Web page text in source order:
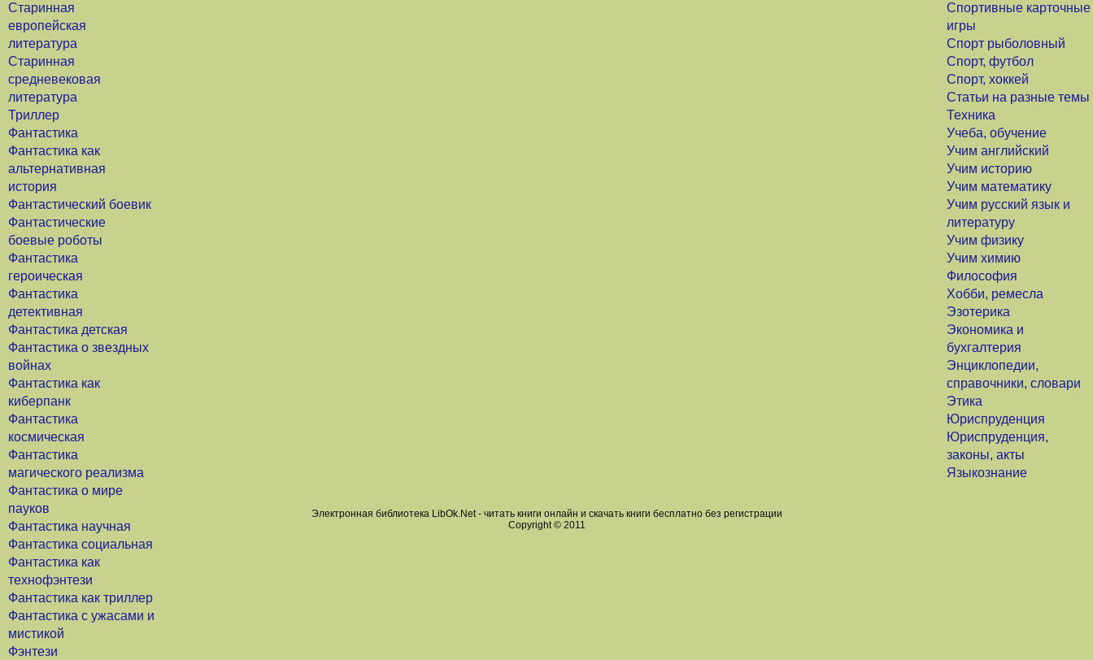
Старинная
европейская
литература
Старинная
средневековая
литература
Триллер
Фантастика
Фантастика как
альтернативная
история
Фантастический боевик
Фантастические
боевые роботы
Фантастика
героическая
Фантастика
детективная
Фантастика детская
Фантастика о звездных
войнах
Фантастика как
киберпанк
Фантастика
космическая
Фантастика
магического реализма
Фантастика о мире
пауков
Фантастика научная
Фантастика социальная
Фантастика как
технофэнтези
Фантастика как триллер
Фантастика с ужасами и
мистикой
Фэнтези
Спортивные карточные
игры
Спорт рыболовный
Спорт, футбол
Спорт, хоккей
Статьи на разные темы
Техника
Учеба, обучение
Учим английский
Учим историю
Учим математику
Учим русский язык и
литературу
Учим физику
Учим химию
Философия
Хобби, ремесла
Эзотерика
Экономика и
бухгалтерия
Энциклопедии,
справочники, словари
Этика
Юриспруденция
Юриспруденция,
законы, акты
Языкознание
Электронная библиотека LibOk.Net - читать книги онлайн и скачать книги бесплатно без регистрации
Copyright © 2011